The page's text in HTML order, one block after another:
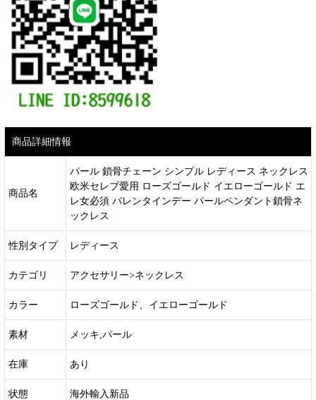
商品詳細情報
商品名
パール 鎖骨チェーン シンプル レディース ネックレス
欧米セレブ愛用 ローズゴールド イエローゴールド エ
レ女必須 バレンタインデー パールペンダント鎖骨ネ
ックレス
性別タイプ レディース
カテゴリ アクセサリー>ネックレス
カラー ローズゴールド、イエローゴールド
素材 メッキ,パール
在庫 あり
状態 海外輸入新品